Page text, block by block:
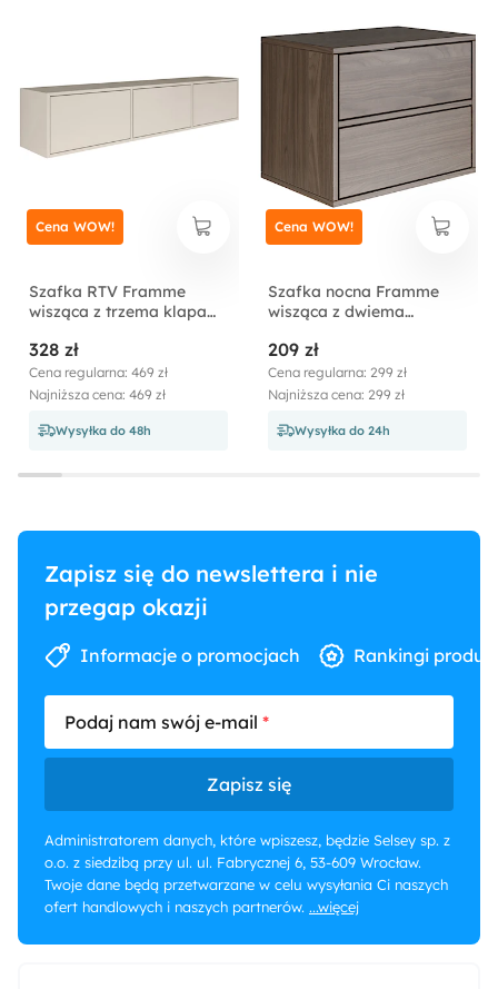
Szafka RTV Framme
wisząca z trzema klapami
328 zł
Cena regularna: 469 zł
Najniższa cena: 469 zł
Cena WOW!
Wysyłka do 48h
Szafka nocna Framme
wisząca z dwiema
wisconsin
209 zł
Cena regularna: 299 zł
Najniższa cena: 299 zł
Cena WOW!
Wysyłka do 24h
Zapisz się do newslettera i nie
przegap okazji
Informacje o promocjach Rankingi
Podaj nam swój e-mail
Zapisz się
Administratorem danych, które wpiszesz, będzie Selsey sp. z
o.o. z siedzibą przy ul. ul. Fabrycznej 6, 53-609 Wrocław.
Twoje dane będą przetwarzane w celu wysyłania Ci naszych
ofert handlowych i naszych partnerów. ...więcej